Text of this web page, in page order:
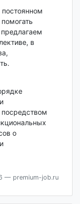
постоянном
в
о
— premium-job.ru